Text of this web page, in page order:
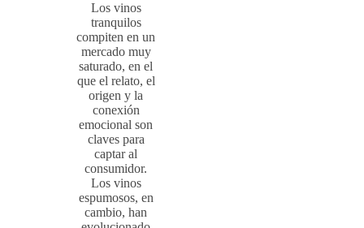
Los vinos
tranquilos
compiten en un
mercado muy
saturado, en el
que el relato, el
origen y la
conexión
emocional son
claves para
captar al
consumidor.
Los vinos
espumosos, en
cambio, han